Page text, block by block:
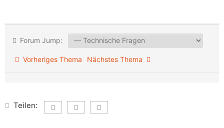
Forum Jump:
Vorheriges Thema Nächstes Thema
Teilen: